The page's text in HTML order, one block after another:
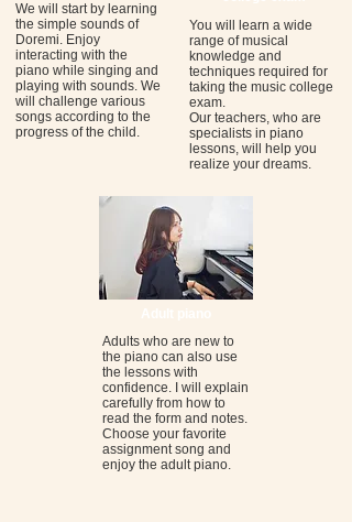
We will start by learning
the simple sounds of
Doremi. Enjoy
interacting with the
piano while singing and
playing with sounds. We
will challenge various
songs according to the
progress of the child.
You will learn a wide
range of musical
knowledge and
techniques required for
taking the music college
exam.
Our teachers, who are
specialists in piano
lessons, will help you
realize your dreams.
Adults who are new to
the piano can also use
the lessons with
confidence. I will explain
carefully from how to
read the form and notes.
Choose your favorite
assignment song and
enjoy the adult piano.